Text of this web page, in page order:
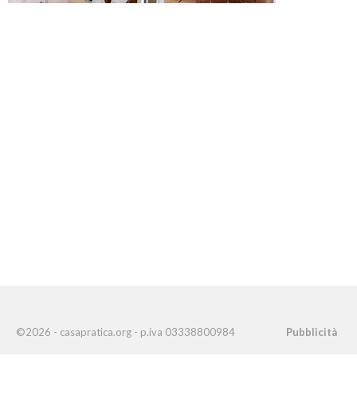
©2026 - casapratica.org - p.iva 03338800984 Pubblicità